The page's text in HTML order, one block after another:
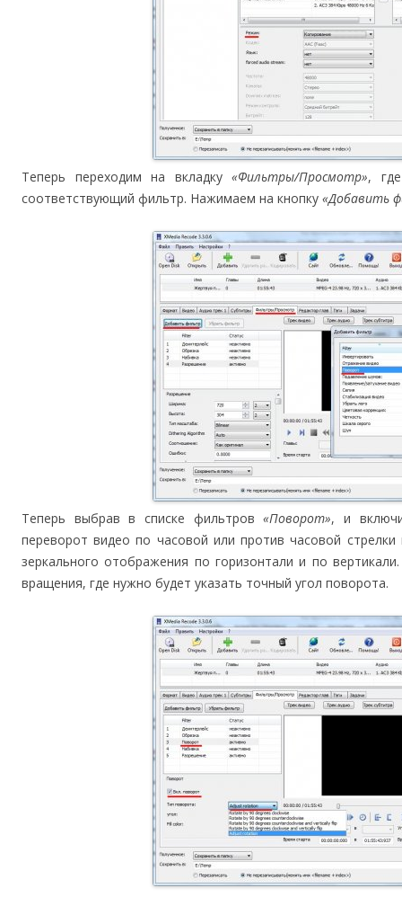
Теперь переходим на вкладку«Фильтры/Просмотр»,
соответствующий фильтр. Нажимаем на кнопку «Добавить
Теперь выбрав в списке фильтров«Поворот», и
переворот видео по часовой или против часовой
зеркального отображения по горизонтали и по
вращения, где нужно будет указать точный угол поворота.